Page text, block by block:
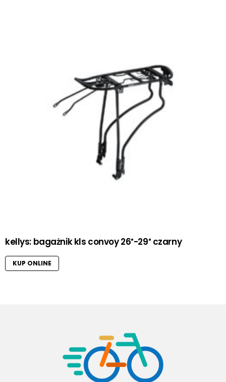
kellys: bagażnik kls convoy 26″-29″ czarny
KUP ONLINE